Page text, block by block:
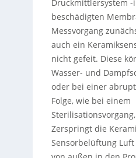
Druckmittlersystem -
beschädigten
Messvorgang
auch ein
nicht gefeit. Diese
Wasser- und
oder bei einer
Folge, wie bei einem
Zerspringt die
Sensorbelüftung